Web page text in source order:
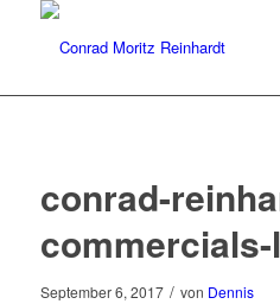
conrad-
September 6, 2017 / von Dennis